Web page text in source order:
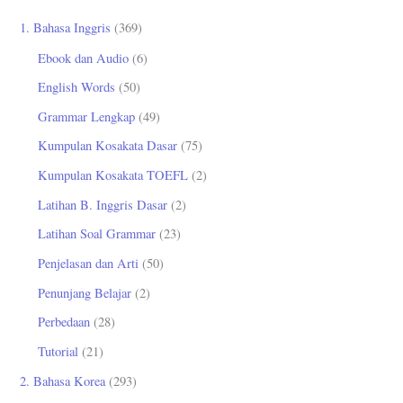
u1. Bahasa Inggris (369)
Ebook dan Audio (6)
English Words (50)
Grammar Lengkap (49)
Kumpulan Kosakata Dasar (75)
Kumpulan Kosakata TOEFL (2)
Latihan B. Inggris Dasar (2)
Latihan Soal Grammar (23)
Penjelasan dan Arti (50)
Penunjang Belajar (2)
Perbedaan (28)
Tutorial (21)
2. Bahasa Korea (293)